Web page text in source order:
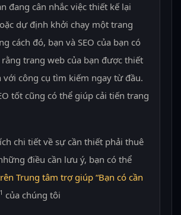
đang cân nhắc việc thiết kế lại
dự định khởi chạy một trang
cách đó, bạn và SEO của bạn có
trang web của bạn được thiết
với công cụ tìm kiếm ngay từ đầu.
tốt cũng có thể giúp cải tiến trang
chi tiết về sự cần thiết phải thuê
điều cần lưu ý, bạn có thể
Trung tâm trợ giúp “Bạn có cần
của chúng tôi